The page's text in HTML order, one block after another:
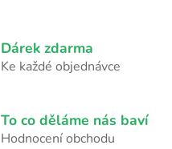
d
í
p
Dárek zdarma
Ke každé objednávce
To co děláme nás baví
Hodnocení obchodu